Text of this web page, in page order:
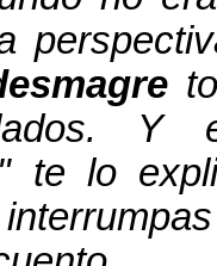
Y
te lo